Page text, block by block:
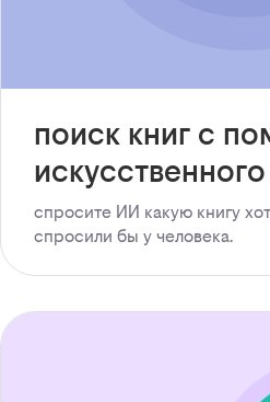
поиск книг с
спросите ИИ какую книгу
спросили бы у человека.